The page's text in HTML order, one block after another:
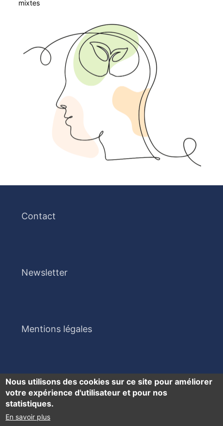
mixtes
Contact
Newsletter
Mentions légales
Nous utilisons des cookies sur ce site pour améliorer
votre expérience d'utilisateur et pour nos
statistiques.
En savoir plus